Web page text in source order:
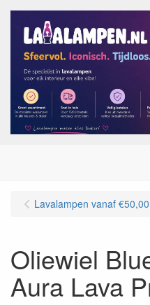
Lavalampen vanaf €50,00
Oliewiel
Aura Lava